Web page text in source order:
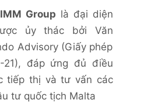
IMM Group là đại diện
ủy thác bởi Văn
Advisory (Giấy phép
21), đáp ứng đủ điều
tiếp thị và tư vấn các
tư quốc tịch Malta